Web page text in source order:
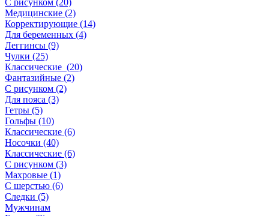
С рисунком (20)
Медицинские (2)
Корректирующие (14)
Для беременных (4)
Леггинсы (9)
Чулки (25)
Классические (20)
Фантазийные (2)
С рисунком (2)
Для пояса (3)
Гетры (5)
Гольфы (10)
Классические (6)
Носочки (40)
Классические (6)
С рисунком (3)
Махровые (1)
С шерстью (6)
Следки (5)
Мужчинам